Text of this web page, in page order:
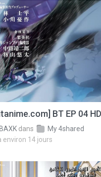
BT EP 04
BAXK dans
My 4shared
environ 14 jours